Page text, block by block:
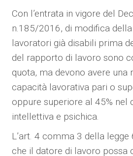
Con l’entrata in vigore del
n.185/2016, di modifica
lavoratori già disabili prima
del rapporto di lavoro sono
quota, ma devono avere una
capacità lavorativa pari o
oppure superiore al 45% nel
intellettiva e psichica.
L’art. 4 comma 3 della
che il datore di lavoro possa